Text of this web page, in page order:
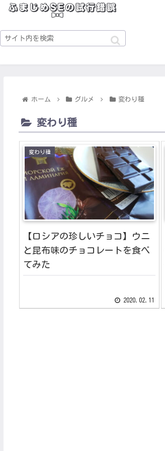
ホーム グルメ 変わり種
変わり種
変わり種
【ロシアの珍しいチョコ】ウニ
と昆布味のチョコレートを食べ
てみた
2020.02.11